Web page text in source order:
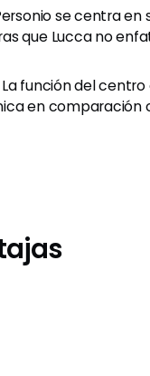
se centra en
que Lucca no
La función del centro
en comparación